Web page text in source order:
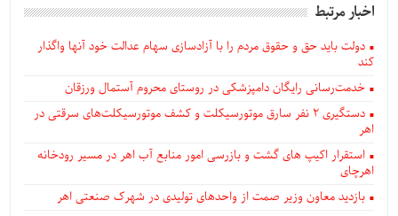
اخبار مرتبط
دولت باید حق و حقوق مردم را با آزادسازی سهام عدالت خود آنها واگذار
کند
خدمت‌رسانی رایگان دامپزشکی در روستای محروم آستمال ورزقان
دستگيری ۲ نفر سارق موتورسیکلت و کشف موتورسیکلت‌های سرقتی در
اهر
استقرار اکیپ های گشت و بازرسی امور منابع آب اهر در مسیر رودخانه
اهرچای
بازدید معاون وزیر صمت از واحدهای تولیدی در شهرک صنعتی اهر